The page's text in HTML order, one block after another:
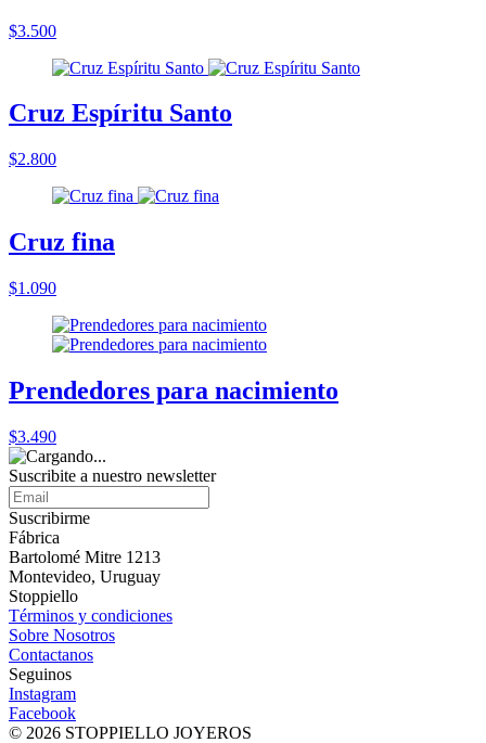
$3.500
Cruz Espíritu Santo
$2.800
Cruz fina
$1.090
Prendedores para nacimiento
$3.490
Suscribite a nuestro newsletter
Suscribirme
Fábrica
Bartolomé Mitre 1213
Montevideo, Uruguay
Stoppiello
Términos y condiciones
Sobre Nosotros
Contactanos
Seguinos
Instagram
Facebook
© 2026 STOPPIELLO JOYEROS